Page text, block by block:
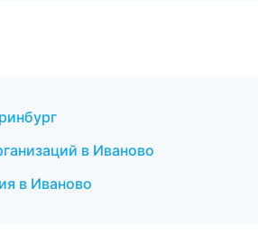
в Иваново
в Иваново